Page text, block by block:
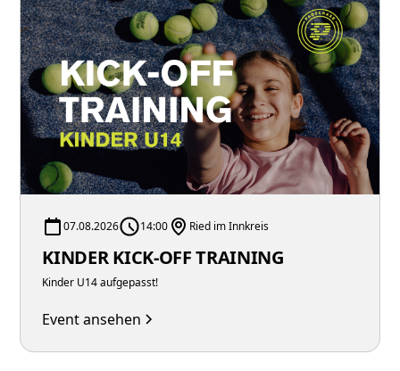
07.08.2026 14:00 Ried im Innkreis
KINDER KICK-OFF TRAINING
Kinder U14 aufgepasst!
Event ansehen